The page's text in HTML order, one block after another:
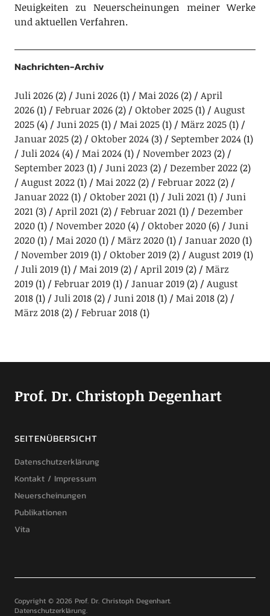
Neuigkeiten zu Neuerscheinungen meiner Werke
und aktuellen Verfahren.
Nachrichten-Archiv
Juli 2026(2) Juni 2026(1) Mai 2026(2)
April
2026(1) Februar 2026(2) Oktober 2025(1)
August
2025(4) Juni 2025(1) Mai 2025(1) März 2025(1)
Januar 2025(2) Oktober 2024(3) September 2024(1)
Juli 2024(4) Mai 2024(1) November 2023 (2)
September 2023 (1) Juni 2023 (2) Dezember 2022(2)
August 2022(1) Mai 2022(2) Februar 2022(2)
Januar 2022(1) Oktober 2021(1) Juli 2021(1)
Juni
2021(3) April 2021(2) Februar 2021(1)
Dezember
2020(1) November 2020(4) Oktober 2020(6)
Juni
2020(1) Mai 2020(1) März 2020(1) Januar 2020(1)
November 2019(1) Oktober 2019(2) August 2019(1)
Juli 2019(1) Mai 2019(2) April 2019(2)
März
2019(1) Februar 2019(1) Januar 2019(2)
August
2018(1) Juli 2018(2) Juni 2018(1) Mai 2018(2)
März 2018(2) Februar 2018(1)
Prof. Dr. Christoph Degenhart
SEITENÜBERSICHT
Datenschutzerklärung
Kontakt / Impressum
Neuerscheinungen
Publikationen
Vita
Copyright © 2026 Prof. Dr. Christoph Degenhart
Datenschutzerklärung